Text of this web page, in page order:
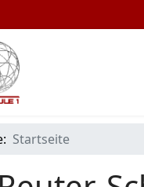
Startseite